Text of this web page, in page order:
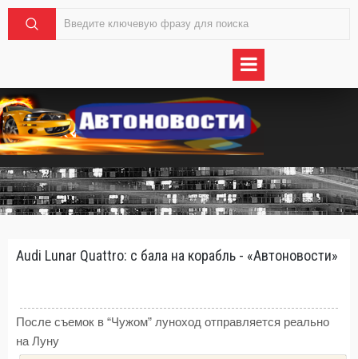
Audi Lunar Quattro: с бала на корабль - «Автоновости»
После съемок в “Чужом” луноход отправляется реально
на Луну